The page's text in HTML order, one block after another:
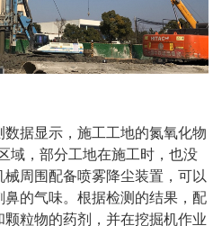
据显示，施工工地的氮氧化物
域，部分工地在施工时，也没
周围配备喷雾降尘装置，可以
的气味。根据检测的结果，配
粒物的药剂，并在挖掘机作业